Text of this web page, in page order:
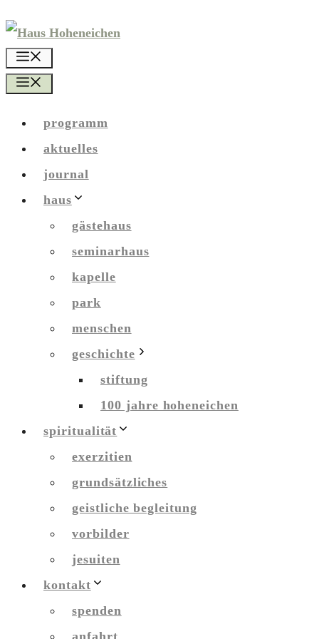
Zum
springen
programm
aktuelles
journal
haus
gästehaus
seminarhaus
kapelle
park
menschen
geschichte
stiftung
100 jahre hoheneichen
spiritualität
exerzitien
grundsätzliches
geistliche begleitung
vorbilder
jesuiten
kontakt
spenden
anfahrt